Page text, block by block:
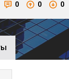
0 0 0